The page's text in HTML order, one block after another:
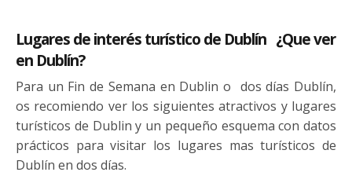
Lugares de interés turístico de Dublín ¿Que ver
en Dublín?
Para un Fin de Semana en Dublin o dos días Dublín,
os recomiendo ver los siguientes atractivos y lugares
turísticos de Dublin y un pequeño esquema con datos
prácticos para visitar los lugares mas turísticos de
Dublín en dos días.